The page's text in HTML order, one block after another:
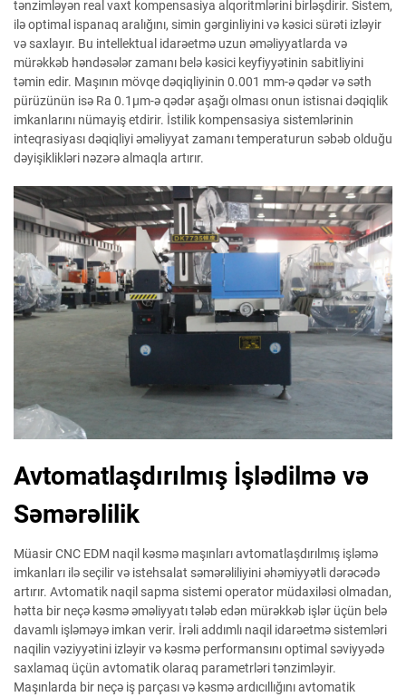
tənzimləyən real vaxt kompensasiya alqoritmlərini birləşdirir. Sistem,
ilə optimal ispanaq aralığını, simin gərginliyini və kəsici sürəti izləyir
və saxlayır. Bu intellektual idarəetmə uzun əməliyyatlarda və
mürəkkəb həndəsələr zamanı belə kəsici keyfiyyətinin sabitliyini
təmin edir. Maşının mövqe dəqiqliyinin 0.001 mm-ə qədər və səth
pürüzünün isə Ra 0.1μm-ə qədər aşağı olması onun istisnai dəqiqlik
imkanlarını nümayiş etdirir. İstilik kompensasiya sistemlərinin
inteqrasiyası dəqiqliyi əməliyyat zamanı temperaturun səbəb olduğu
dəyişiklikləri nəzərə almaqla artırır.
Avtomatlaşdırılmış İşlədilmə və
Səmərəlilik
Müasir CNC EDM naqil kəsmə maşınları avtomatlaşdırılmış işləmə
imkanları ilə seçilir və istehsalat səmərəliliyini əhəmiyyətli dərəcədə
artırır. Avtomatik naqil sapma sistemi operator müdaxiləsi olmadan,
hətta bir neçə kəsmə əməliyyatı tələb edən mürəkkəb işlər üçün belə
davamlı işləməyə imkan verir. İrəli addımlı naqil idarəetmə sistemləri
naqilin vəziyyətini izləyir və kəsmə performansını optimal səviyyədə
saxlamaq üçün avtomatik olaraq parametrləri tənzimləyir.
Maşınlarda bir neçə iş parçası və kəsmə ardıcıllığını avtomatik